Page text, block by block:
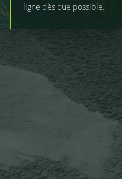
ligne dès que possible.